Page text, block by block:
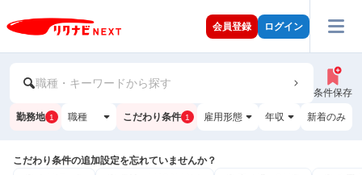
会員登録 ログイン
職種・キーワードから探す
条件保存
勤務地 1 職種 こだわり条件 1 雇用形態 年収 新着のみ
こだわり条件の追加設定を忘れていませんか？